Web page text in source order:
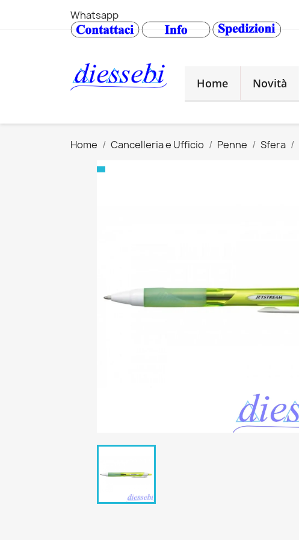
Whatsapp
Home
Novità
Home Cancelleria e Ufficio Penne Sfera